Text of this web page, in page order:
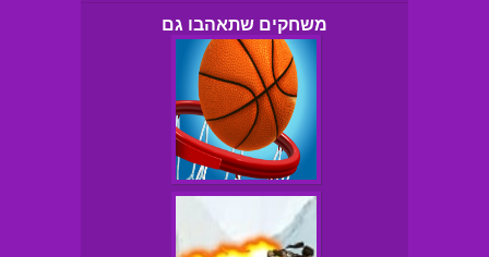
משחקים שתאהבו גם